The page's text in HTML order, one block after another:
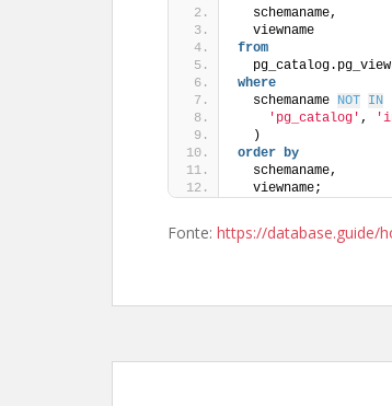
  schemaname,
  viewname
from
where
  schemaname
NOT IN
'pg_catalog' ,
  )
order by
  schemaname,
  viewname;
Fonte: https://database.guide/